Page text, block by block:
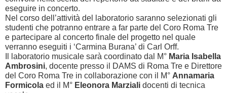
eseguire in concerto.
Nel corso dell’attività del laboratorio saranno selezionati gli
studenti che potranno entrare a far parte del Coro Roma Tre
e partecipare al concerto finale del progetto nel quale
verranno eseguiti i ‘Carmina Burana’ di Carl Orff.
Il laboratorio musicale sarà coordinato dal M° Maria Isabella
Ambrosini, docente presso il DAMS di Roma Tre e Direttore
del Coro Roma Tre in collaborazione con il M° Annamaria
Formicola ed il M° Eleonora Marziali docenti di tecnica